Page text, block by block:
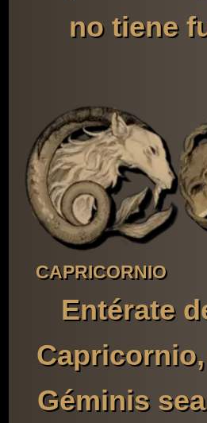
no tiene
CAPRICORNIO
Entérate
Géminis